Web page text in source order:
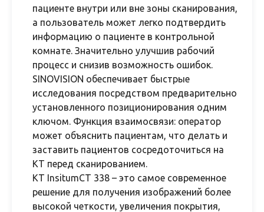
пациенте внутри или вне зоны сканирования,
а пользователь может легко подтвердить
информацию о пациенте в контрольной
комнате. Значительно улучшив рабочий
процесс и снизив возможность ошибок.
SINOVISION обеспечивает быстрые
исследования посредством предварительно
установленного позиционирования одним
ключом. Функция взаимосвязи: оператор
может объяснить пациентам, что делать и
заставить пациентов сосредоточиться на
КТ перед сканированием.
КТ InsitumCT 338 – это самое современное
решение для получения изображений более
высокой четкости, увеличения покрытия,